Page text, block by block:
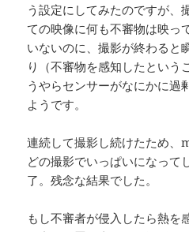
う設定にしてみたのですが、
ての映像に何も不審物は映っ
いないのに、撮影が終わると
り（不審物を感知したという
うやらセンサーがなにかに過
ようです。
連続して撮影し続けたため、
どの撮影でいっぱいになって
了。残念な結果でした。
もし不審者が侵入したら熱を